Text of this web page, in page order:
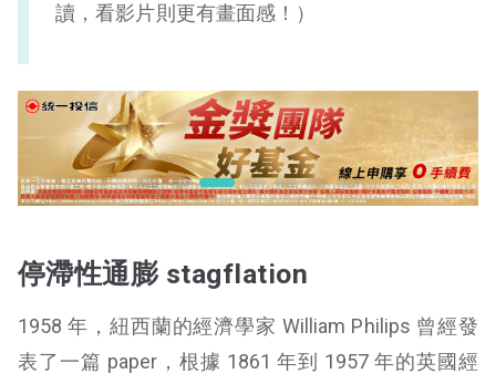
讀，看影片則更有畫面感！）
停滯性通膨 stagflation
1958 年，紐西蘭的經濟學家 William Philips 曾經發
表了一篇 paper，根據 1861 年到 1957 年的英國經